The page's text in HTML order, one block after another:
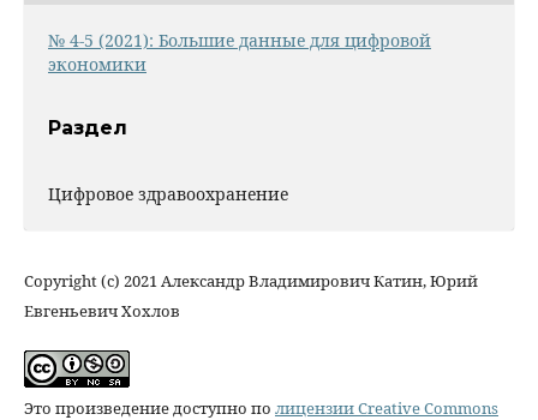
№ 4-5 (2021): Большие данные для цифровой
экономики
Раздел
Цифровое здравоохранение
Copyright (c) 2021 Александр Владимирович Катин, Юрий
Евгеньевич Хохлов
Это произведение доступно по лицензии Creative Commons